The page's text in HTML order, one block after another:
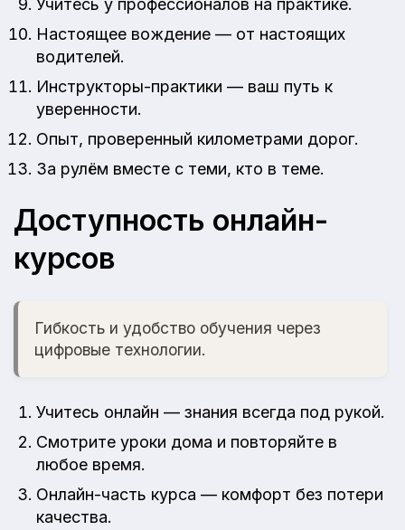
Учитесь у профессионалов на практике.
Настоящее вождение — от настоящих
водителей.
Инструкторы-практики — ваш путь к
уверенности.
Опыт, проверенный километрами дорог.
За рулём вместе с теми, кто в теме.
Доступность онлайн-
курсов
Гибкость и удобство обучения через
цифровые технологии.
Учитесь онлайн — знания всегда под рукой.
Смотрите уроки дома и повторяйте в
любое время.
Онлайн-часть курса — комфорт без потери
качества.